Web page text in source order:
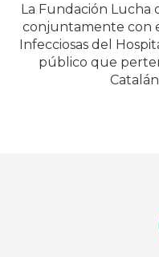
La Fundación Lucha
conjuntamente con
Infecciosas del
público que